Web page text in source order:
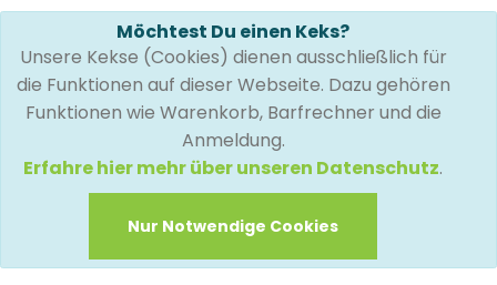
Möchtest Du einen Keks?
Unsere Kekse (Cookies) dienen ausschließlich für
die Funktionen auf dieser Webseite. Dazu gehören
Funktionen wie Warenkorb, Barfrechner und die
Anmeldung.
Erfahre hier mehr über unseren Datenschutz.
Nur Notwendige Cookies